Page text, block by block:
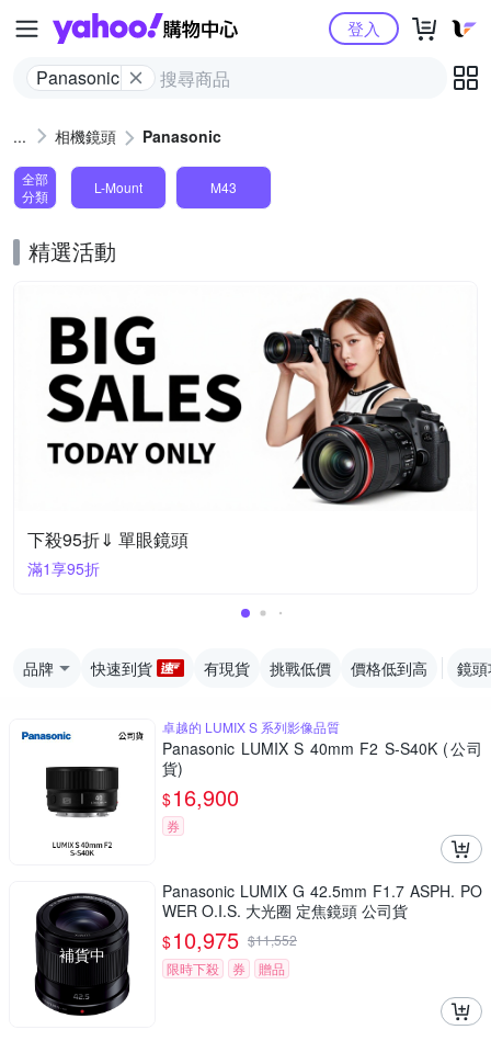
Yahoo購物中心
Panasonic
登入
相機鏡頭 Panasonic
全部
分類
L-Mount M43
精選活動
下殺95折⇓ 單眼鏡頭
滿1享95折
品牌 快速到貨 有現貨 挑戰低價 價格低到高 鏡
卓越的 LUMIX S 系列影像品質
Panasonic LUMIX S 40mm F2 S-S40K (公司
貨)
$16,900
券
補貨中
Panasonic LUMIX G 42.5mm F1.7 ASPH. PO
WER O.I.S. 大光圈 定焦鏡頭 公司貨
$10,975 $11,552
限時下殺
券 贈品